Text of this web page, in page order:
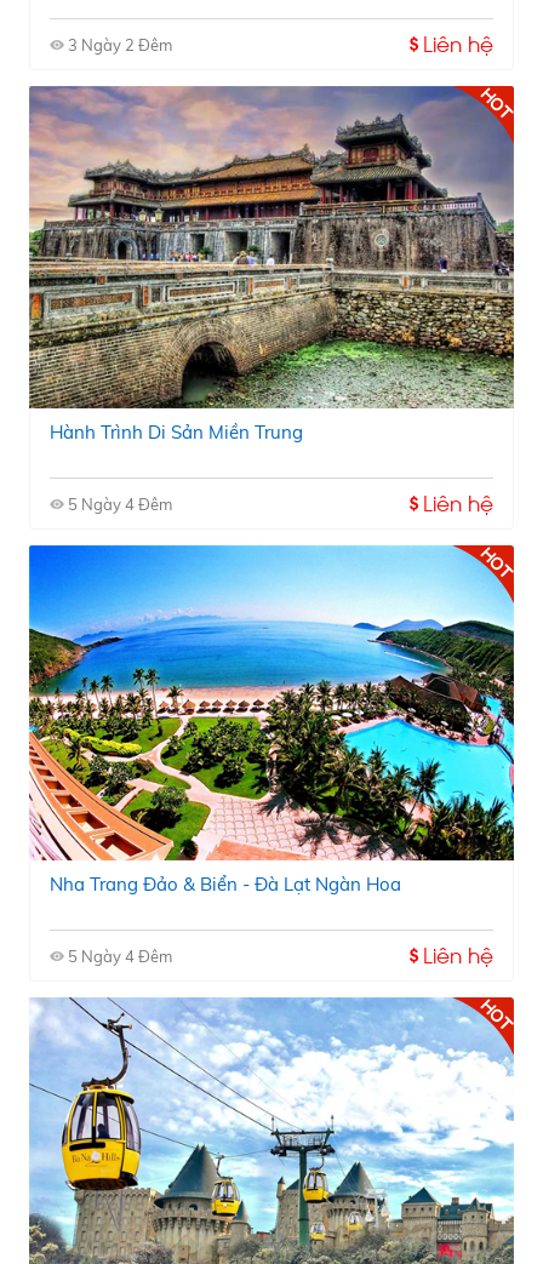
3 Ngày 2 Đêm Liên hệ
Hành Trình Di Sản Miền Trung
5 Ngày 4 Đêm Liên hệ
Nha Trang Đảo & Biển - Đà Lạt Ngàn Hoa
5 Ngày 4 Đêm Liên hệ